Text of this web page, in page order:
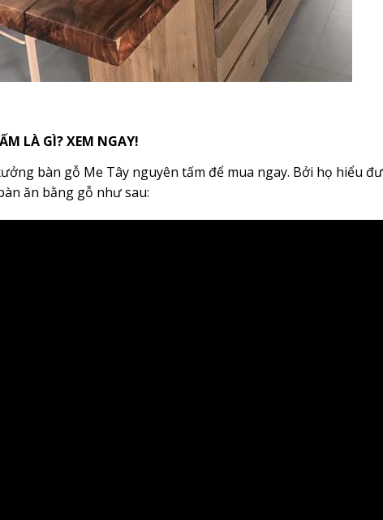
LÀ GÌ? XEM NGAY!
bàn gỗ Me Tây nguyên tấm để mua ngay. Bởi họ hiểu
ăn bằng gỗ như sau: